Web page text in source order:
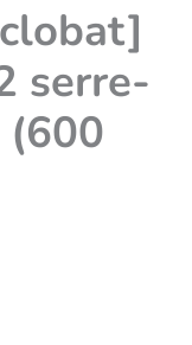
serre-
(600